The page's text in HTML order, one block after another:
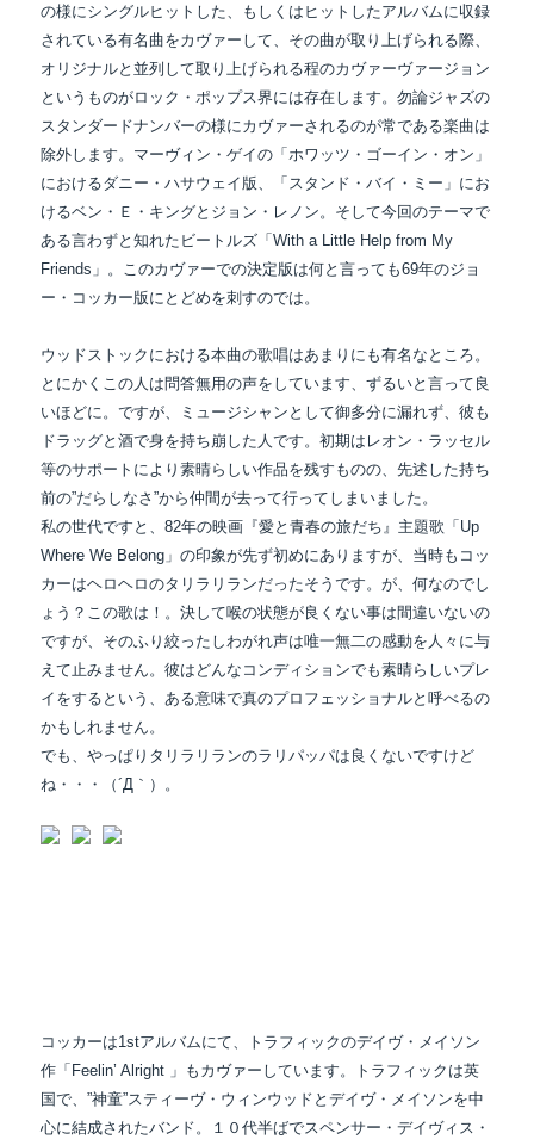
の様にシングルヒットした、もしくはヒットしたアルバムに収録
されている有名曲をカヴァーして、その曲が取り上げられる際、
オリジナルと並列して取り上げられる程のカヴァーヴァージョン
というものがロック・ポップス界には存在します。勿論ジャズの
スタンダードナンバーの様にカヴァーされるのが常である楽曲は
除外します。 マーヴィン・ゲイの「ホワッツ・ゴーイン・オン」
におけるダニー・ハサウェイ版、「スタンド・バイ・ミー」にお
けるベン・Ｅ・キングとジョン・レノン。 そして今回のテーマで
ある言わずと知れたビートルズ「With a Little Help from My
Friends」。 このカヴァーでの決定版は何と言っても69年のジョ
ー・コッカー版にとどめを刺すのでは。
ウッドストックにおける本曲の歌唱はあまりにも有名なところ。
とにかくこの人は問答無用の声をしています、ずるいと言って良
いほどに。ですが、ミュージシャンとして御多分に漏れず、彼も
ドラッグと酒で身を持ち崩した人です。初期はレオン・ラッセル
等のサポートにより素晴らしい作品を残すものの、先述した持ち
前の”だらしなさ”から仲間が去って行ってしまいました。
私の世代ですと、82年の映画『愛と青春の旅だち』主題歌「Up
Where We Belong」の印象が先ず初めにありますが、当時もコッ
カーはヘロヘロのタリラリランだったそうです。が、何なのでし
ょう？この歌は！。決して喉の状態が良くない事は間違いないの
ですが、そのふり絞ったしわがれ声は唯一無二の感動を人々に与
えて止みません。彼はどんなコンディションでも素晴らしいプレ
イをするという、ある意味で真のプロフェッショナルと呼べるの
かもしれません。
でも、やっぱりタリラリランのラリパッパは良くないですけど
ね・・・（´Д｀）。
コッカーは1stアルバムにて、トラフィックのデイヴ・メイソン
作「Feelin’ Alright 」もカヴァーしています。トラフィックは英
国で、”神童”スティーヴ・ウィンウッドとデイヴ・メイソンを中
心に結成されたバンド。
１０代半ばでスペンサー・デイヴィス・